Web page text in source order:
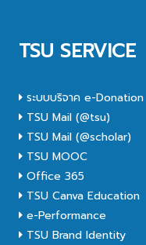
TSU SERVICE
ระบบบริจาค e-Donation
TSU Mail (@tsu)
TSU Mail (@scholar)
TSU MOOC
Office 365
TSU Canva Education
e-Performance
TSU Brand Identity